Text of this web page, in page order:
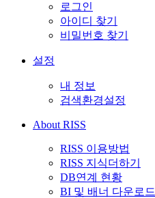
로그인
아이디 찾기
비밀번호 찾기
설정
내 정보
검색환경설정
About RISS
RISS 이용방법
RISS 지식더하기
DB연계 현황
BI 및 배너 다운로드